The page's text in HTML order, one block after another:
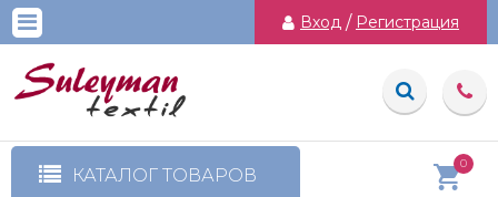
Вход / Регистрация
КАТАЛОГ ТОВАРОВ
0